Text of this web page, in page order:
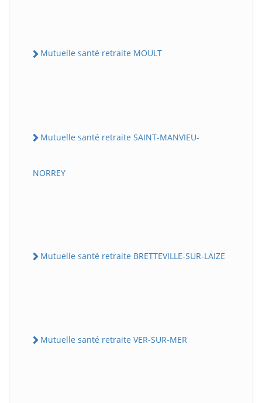
Mutuelle santé retraite MOULT
Mutuelle santé retraite SAINT-MANVIEU-
NORREY
Mutuelle santé retraite BRETTEVILLE-SUR-LAIZE
Mutuelle santé retraite VER-SUR-MER